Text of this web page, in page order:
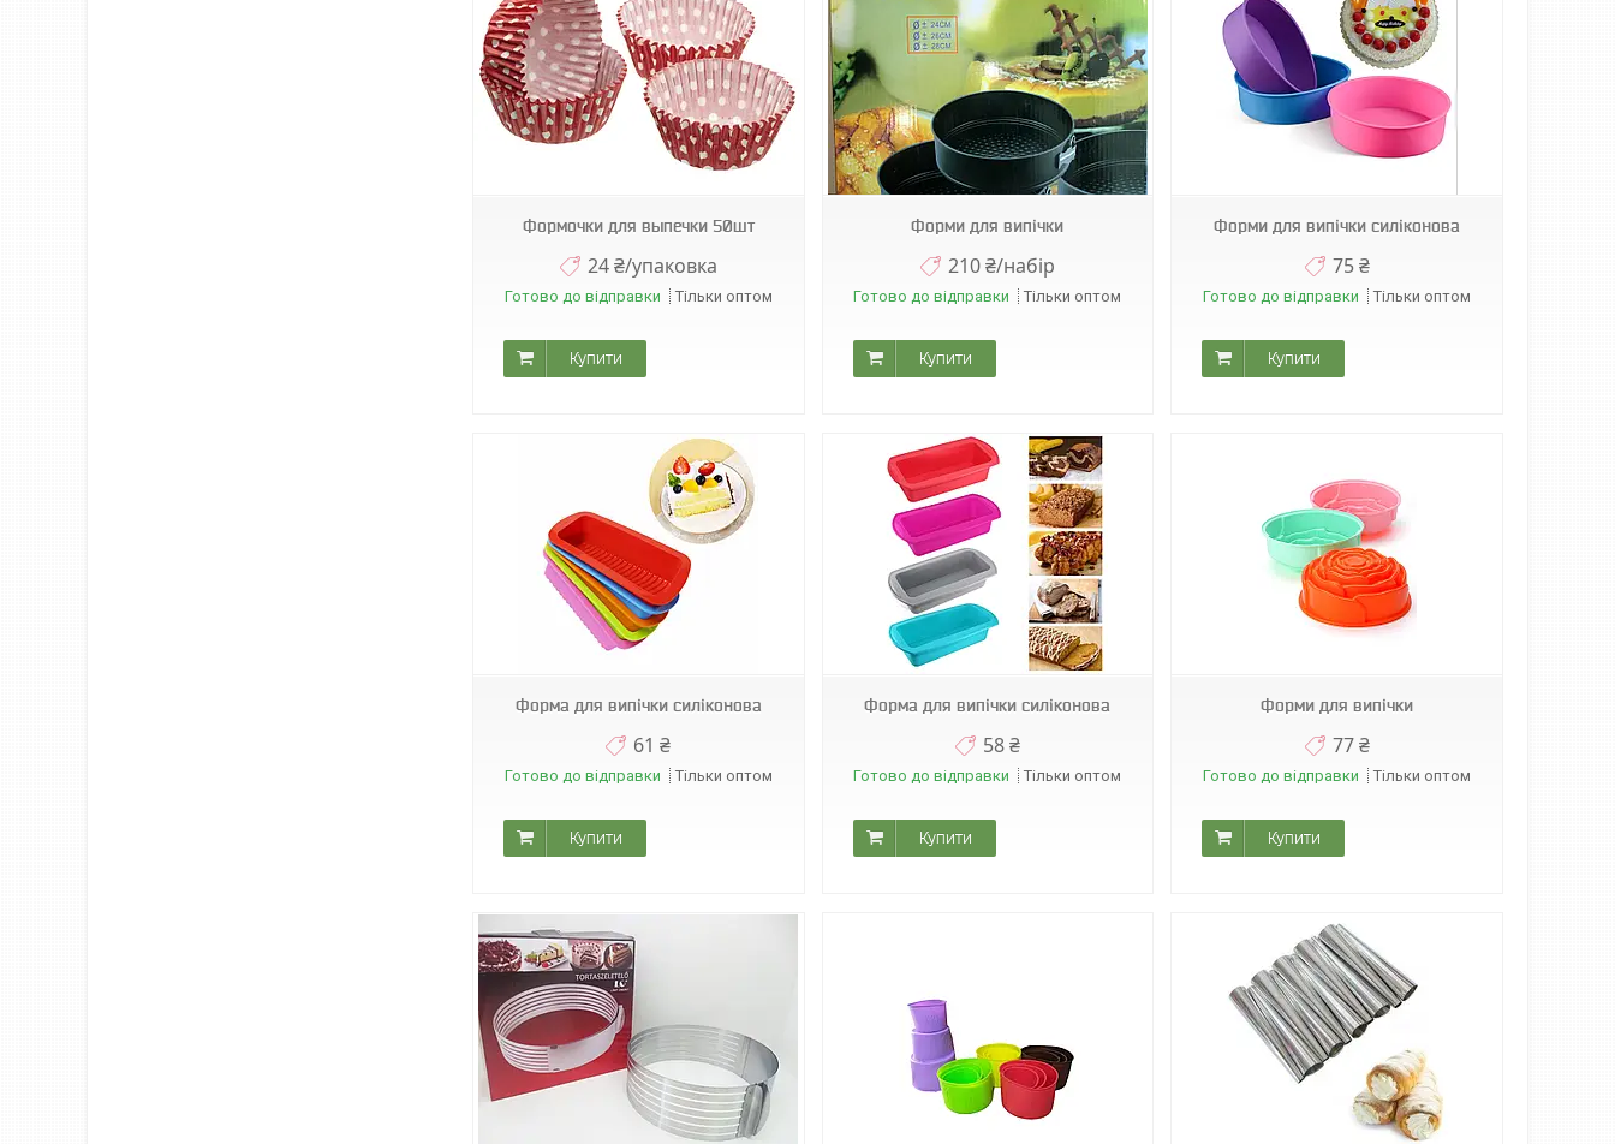
Формочки для выпечки 50шт
24 ₴/упаковка
Готово до відправки Тільки оптом
Купити
А08911
Форми для випічки
210 ₴/набір
Готово до відправки Тільки оптом
Купити
Н0679
Форми для випічки силіконова
75 ₴
Готово до відправки Тільки оптом
Купити
Форма для випічки силіконова
61 ₴
Готово до відправки Тільки оптом
Купити
Форма для випічки силіконова
58 ₴
Готово до відправки Тільки оптом
Купити
Форми для випічки
77 ₴
Готово до відправки Тільки оптом
Купити